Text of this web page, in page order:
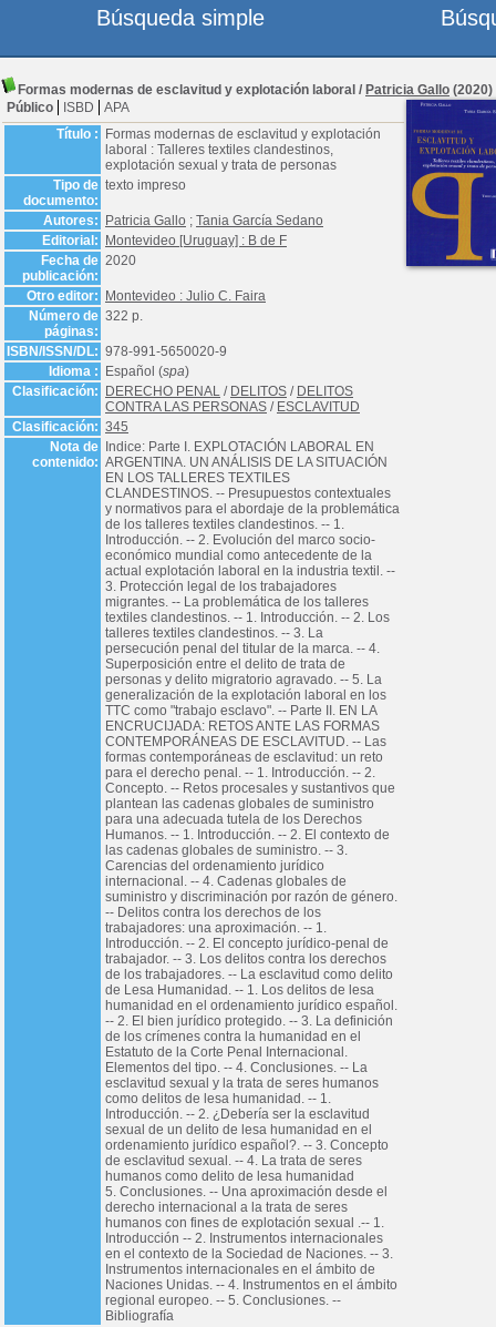
Formas modernas de esclavitud y explotación laboral / Patricia Gallo (2020)
Público
ISBD
APA
Título :
Formas modernas de esclavitud y explotación
laboral : Talleres textiles clandestinos,
explotación sexual y trata de personas
Tipo de
documento:
texto impreso
Autores: Patricia Gallo ; Tania García Sedano
Editorial:
Montevideo [Uruguay] : B de F
Fecha de
publicación:
2020
Otro editor:
Montevideo : Julio C. Faira
Número de
páginas:
322 p.
ISBN/ISSN/DL: 978-991-5650020-9
Idioma :
Español (spa)
Clasificación:
DERECHO PENAL / DELITOS / DELITOS
CONTRA LAS PERSONAS / ESCLAVITUD
Clasificación: 345
Nota de
contenido:
Indice: Parte I. EXPLOTACIÓN LABORAL EN
ARGENTINA. UN ANÁLISIS DE LA SITUACIÓN
EN LOS TALLERES TEXTILES
CLANDESTINOS. -- Presupuestos contextuales
y normativos para el abordaje de la problemática
de los talleres textiles clandestinos. -- 1.
Introducción. -- 2. Evolución del marco socio-
económico mundial como antecedente de la
actual explotación laboral en la industria textil. --
3. Protección legal de los trabajadores
migrantes. -- La problemática de los talleres
textiles clandestinos. -- 1. Introducción. -- 2. Los
talleres textiles clandestinos. -- 3. La
persecución penal del titular de la marca. -- 4.
Superposición entre el delito de trata de
personas y delito migratorio agravado. -- 5. La
generalización de la explotación laboral en los
TTC como "trabajo esclavo". -- Parte II. EN LA
ENCRUCIJADA: RETOS ANTE LAS FORMAS
CONTEMPORÁNEAS DE ESCLAVITUD. -- Las
formas contemporáneas de esclavitud: un reto
para el derecho penal. -- 1. Introducción. -- 2.
Concepto. -- Retos procesales y sustantivos que
plantean las cadenas globales de suministro
para una adecuada tutela de los Derechos
Humanos. -- 1. Introducción. -- 2. El contexto de
las cadenas globales de suministro. -- 3.
Carencias del ordenamiento jurídico
internacional. -- 4. Cadenas globales de
suministro y discriminación por razón de género.
-- Delitos contra los derechos de los
trabajadores: una aproximación. -- 1.
Introducción. -- 2. El concepto jurídico-penal de
trabajador. -- 3. Los delitos contra los derechos
de los trabajadores. -- La esclavitud como delito
de Lesa Humanidad. -- 1. Los delitos de lesa
humanidad en el ordenamiento jurídico español.
-- 2. El bien jurídico protegido. -- 3. La definición
de los crímenes contra la humanidad en el
Estatuto de la Corte Penal Internacional.
Elementos del tipo. -- 4. Conclusiones. -- La
esclavitud sexual y la trata de seres humanos
como delitos de lesa humanidad. -- 1.
Introducción. -- 2. ¿Debería ser la esclavitud
sexual de un delito de lesa humanidad en el
ordenamiento jurídico español?. -- 3. Concepto
de esclavitud sexual. -- 4. La trata de seres
humanos como delito de lesa humanidad
5. Conclusiones. -- Una aproximación desde el
derecho internacional a la trata de seres
humanos con fines de explotación sexual .-- 1.
Introducción -- 2. Instrumentos internacionales
en el contexto de la Sociedad de Naciones. -- 3.
Instrumentos internacionales en el ámbito de
Naciones Unidas. -- 4. Instrumentos en el ámbito
regional europeo. -- 5. Conclusiones. --
Bibliografía
Búsqueda simple